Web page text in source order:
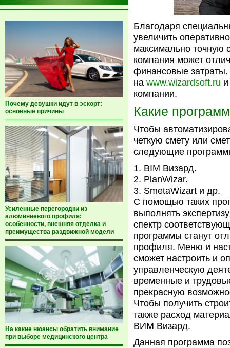
Почему девушки идут в эскорт:
основные причины
Усиленные перегородки из
алюминиевого профиля:
особенности, внешняя отделка и
преимущества раздвижной модели
На какие нюансы обратить внимание
при выборе медицинского центра
Благодаря
увеличить
максимально точную
компания может
финансовые
на www.wizardsoft.ru
компании.
Какие
Чтобы
четкую смету или
следующие
BIM Визард.
PlanWizar.
SmetaWizart и др.
С помощью таких
выполнять
спектр
программы станут
профиля. Меню и
сможет настроить и
управленческую
временные и
прекрасную
Чтобы получить
также расход
ВИМ Визард.
Данная программа